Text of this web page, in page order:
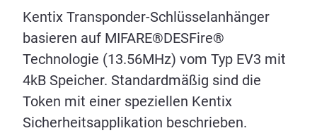
Kentix Transponder-Schlüsselanhänger
basieren auf MIFARE®DESFire®
Technologie (13.56MHz) vom Typ EV3 mit
4kB Speicher. Standardmäßig sind die
Token mit einer speziellen Kentix
Sicherheitsapplikation beschrieben.